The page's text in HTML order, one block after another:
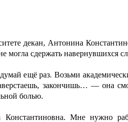
декан, Антонина
могла сдержать навернувшихся
ещё раз. Возьми
закончишь… — она
болью.
Мне нужно